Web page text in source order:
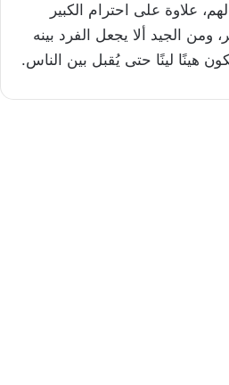
علاوة على احترام الكبير
ومن الجيد ألا يجعل الفرد بينه
هينًا لينًا حتى يُقبل بين الناس.